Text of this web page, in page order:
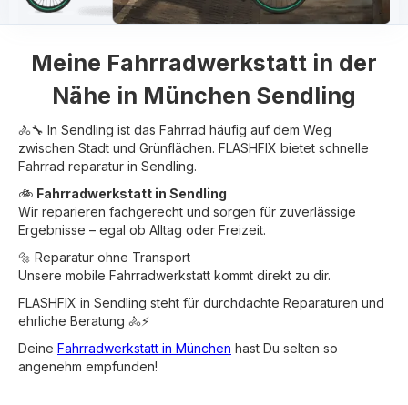
Meine Fahrradwerkstatt in der
Nähe in München Sendling
🚴🔧 In Sendling ist das Fahrrad häufig auf dem Weg
zwischen Stadt und Grünflächen. FLASHFIX bietet schnelle
Fahrrad reparatur in Sendling.
🚲 Fahrradwerkstatt in Sendling
Wir reparieren fachgerecht und sorgen für zuverlässige
Ergebnisse – egal ob Alltag oder Freizeit.
🔩 Reparatur ohne Transport
Unsere mobile Fahrradwerkstatt kommt direkt zu dir.
FLASHFIX in Sendling steht für durchdachte Reparaturen und
ehrliche Beratung 🚴⚡
Deine Fahrradwerkstatt in München hast Du selten so
angenehm empfunden!